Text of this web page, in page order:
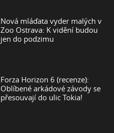
Nová mláďata vyder malých v
Zoo Ostrava: K vidění budou
jen do podzimu
Forza Horizon 6 (recenze):
Oblíbené arkádové závody se
přesouvají do ulic Tokia!